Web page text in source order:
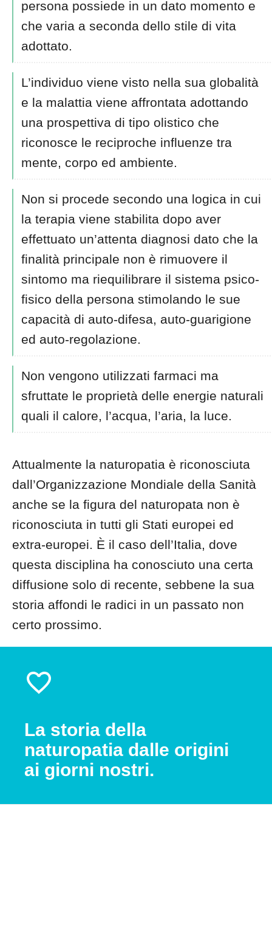
persona possiede in un dato momento e
che varia a seconda dello stile di vita
adottato.
L’individuo viene visto nella sua globalità
e la malattia viene affrontata adottando
una prospettiva di tipo olistico che
riconosce le reciproche influenze tra
mente, corpo ed ambiente.
Non si procede secondo una logica in cui
la terapia viene stabilita dopo aver
effettuato un’attenta diagnosi dato che la
finalità principale non è rimuovere il
sintomo ma riequilibrare il sistema psico-
fisico della persona stimolando le sue
capacità di auto-difesa, auto-guarigione
ed auto-regolazione.
Non vengono utilizzati farmaci ma
sfruttate le proprietà delle energie naturali
quali il calore, l’acqua, l’aria, la luce.
Attualmente la naturopatia è riconosciuta
dall’Organizzazione Mondiale della Sanità
anche se la figura del naturopata non è
riconosciuta in tutti gli Stati europei ed
extra-europei. È il caso dell’Italia, dove
questa disciplina ha conosciuto una certa
diffusione solo di recente, sebbene la sua
storia affondi le radici in un passato non
certo prossimo.
La storia della
naturopatia dalle origini
ai giorni nostri.